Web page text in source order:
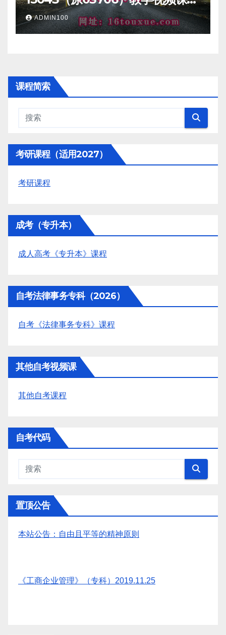
一路偷学网
ADMIN100
课程简索
考研课程（适用2027）
考研课程
成考（专升本）
成人高考《专升本》课程
自考法律事务专科（2026）
自考《法律事务专科》课程
其他自考视频课
其他自考课程
自考代码
置顶公告
本站公告：自由且平等的精神原则
《工商企业管理》（专科）2019.11.25